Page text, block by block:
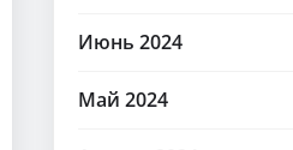
Июнь 2024
Май 2024